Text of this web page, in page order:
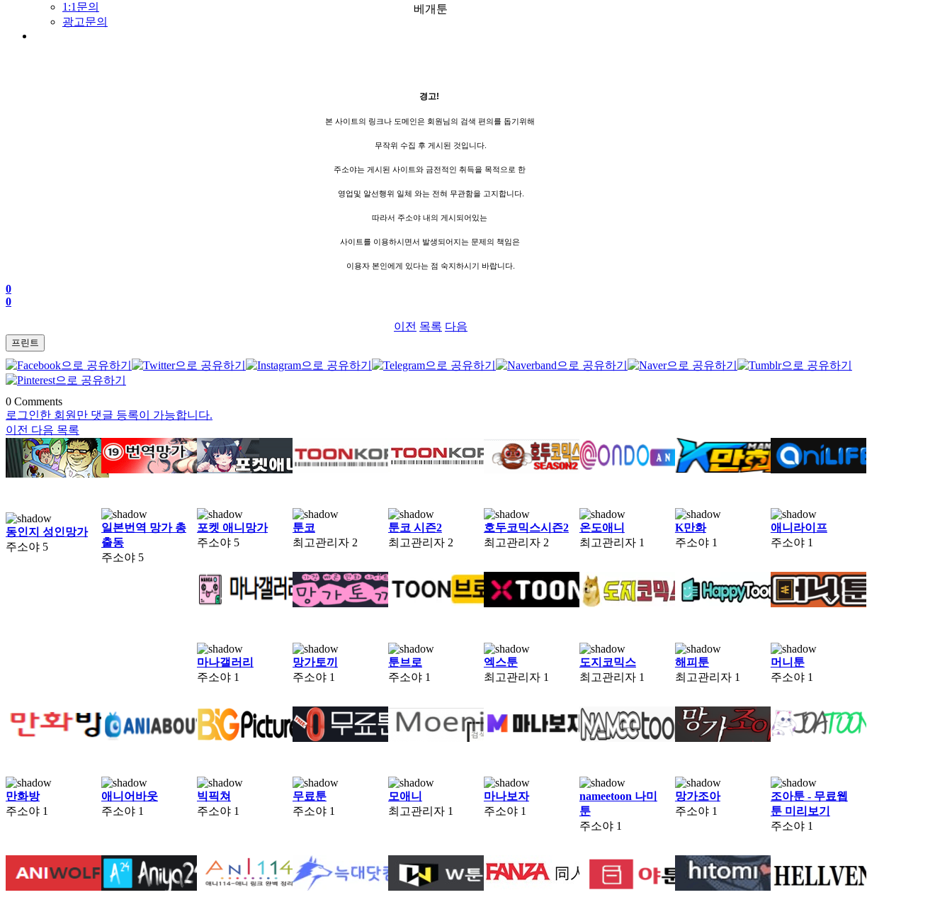
1:1문의
광고문의
베개툰
경고!
본 사이트의 링크나 도메인은 회원님의 검색 편의를 돕기위해
무작위 수집 후 게시된 것입니다.
주소야는 게시된 사이트와 금전적인 취득을 목적으로 한
영업및 알선행위 일체 와는 전혀 무관함을 고지합니다.
따라서 주소야 내의 게시되어있는
사이트를 이용하시면서 발생되어지는 문제의 책임은
이용자 본인에게 있다는 점 숙지하시기 바랍니다.
0
0
이전 목록 다음
프린트
0 Comments
로그인한 회원만 댓글 등록이 가능합니다.
이전 다음 목록
동인지 성인망가
주소야 5
일본번역 망가 총
출동
주소야 5
포켓 애니망가
주소야 5
툰코
최고관리자 2
툰코 시즌2
최고관리자 2
호두코믹스시즌2
최고관리자 2
온도애니
최고관리자 1
K만화
주소야 1
애니라이프
주소야 1
마나갤러리
주소야 1
망가토끼
주소야 1
툰브로
주소야 1
엑스툰
최고관리자 1
도지코믹스
최고관리자 1
해피툰
최고관리자 1
머니툰
주소야 1
만화방
주소야 1
애니어바웃
주소야 1
빅픽쳐
주소야 1
무료툰
주소야 1
모애니
최고관리자 1
마나보자
주소야 1
nameetoon 나미
툰
주소야 1
망가조아
주소야 1
조아툰 - 무료웹
툰 미리보기
주소야 1